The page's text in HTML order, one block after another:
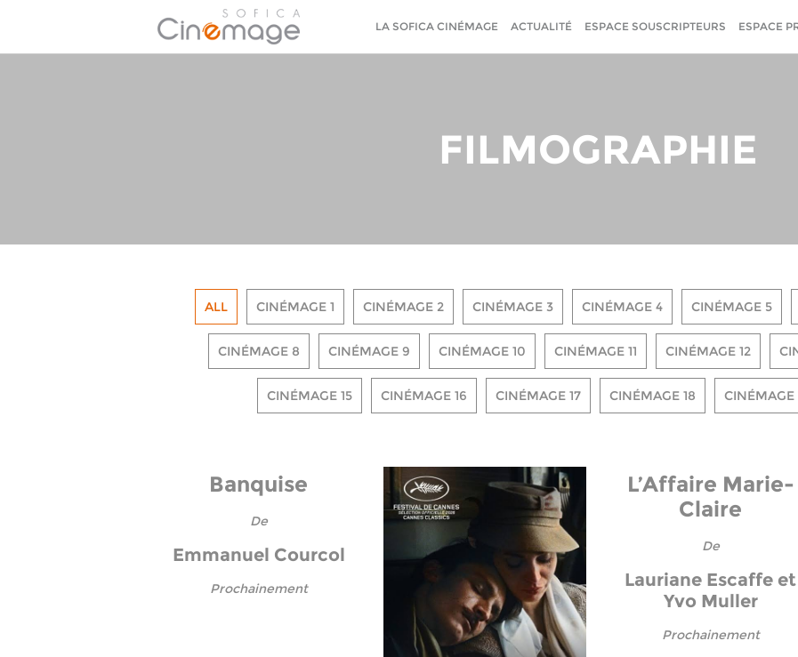
LA SOFICA CINÉMAGE ACTUALITÉ ESPACE SOUSCRIPTEURS ESPACE
FILMOGRAPHIE
ALL CINÉMAGE 1 CINÉMAGE 2 CINÉMAGE 3 CINÉMAGE 4 CINÉMAGE 5
CINÉMAGE 8 CINÉMAGE 9 CINÉMAGE 10 CINÉMAGE 11 CINÉMAGE 12
CINÉMAGE 15 CINÉMAGE 16 CINÉMAGE 17 CINÉMAGE 18 CINÉMAGE
Banquise
De
Emmanuel Courcol
Prochainement
L’Affaire Marie-
Claire
De
Lauriane Escaffe et
Yvo Muller
Prochainement